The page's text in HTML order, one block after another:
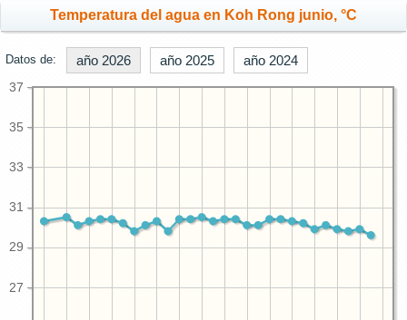
Temperatura del agua en Koh Rong junio, °C
Datos de: año 2026 año 2025 año 2024
27
29
31
33
35
37